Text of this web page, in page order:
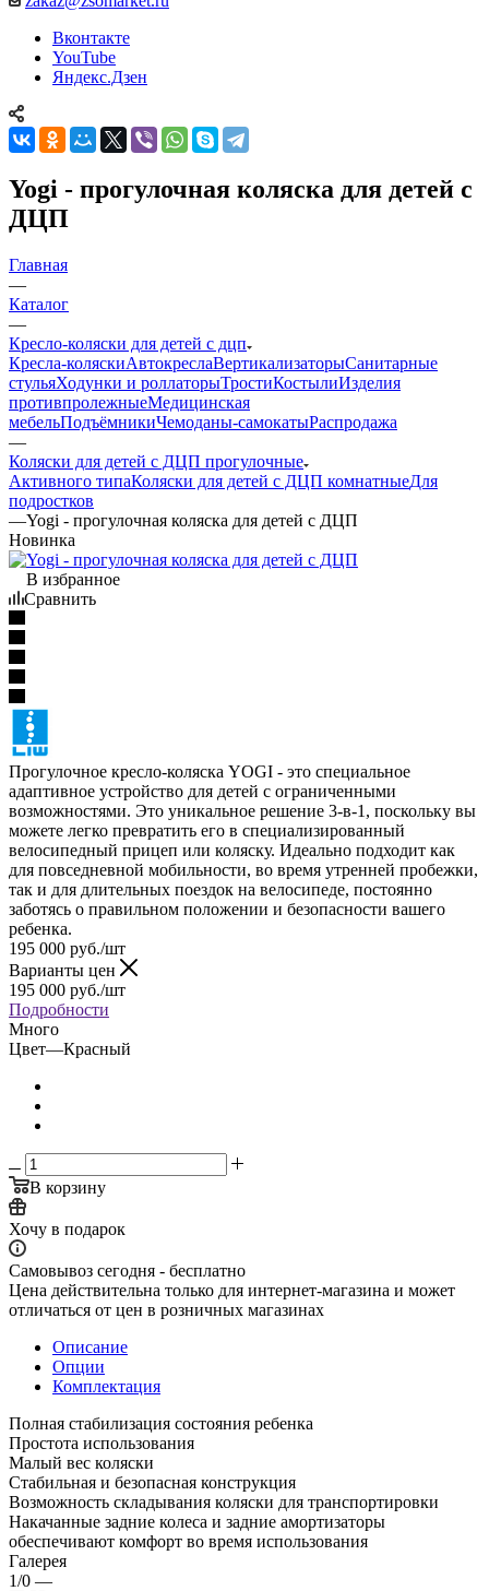
Вконтакте
YouTube
Яндекс.Дзен
Yogi - прогулочная коляска для детей с
ДЦП
Главная
—
Каталог
—
Кресло-коляски для детей с дцп
Кресла-коляскиАвтокреслаВертикализаторыСанитарные
стульяХодунки и роллаторыТростиКостылиИзделия
противпролежныеМедицинская
мебельПодъёмникиЧемоданы-самокатыРаспродажа
—
Коляски для детей с ДЦП прогулочные
Активного типаКоляски для детей с ДЦП комнатныеДля
подростков
—Yogi - прогулочная коляска для детей с ДЦП
Новинка
В избранное
Сравнить
Прогулочное кресло-коляска YOGI - это специальное
адаптивное устройство для детей с ограниченными
возможностями. Это уникальное решение 3-в-1, поскольку вы
можете легко превратить его в специализированный
велосипедный прицеп или коляску. Идеально подходит как
для повседневной мобильности, во время утренней пробежки,
так и для длительных поездок на велосипеде, постоянно
заботясь о правильном положении и безопасности вашего
ребенка.
195 000 руб./шт
Варианты цен
195 000 руб./шт
Подробности
Много
Цвет—Красный
В корзину
Хочу в подарок
Самовывоз сегодня - бесплатно
Цена действительна только для интернет-магазина и может
отличаться от цен в розничных магазинах
Описание
Опции
Комплектация
Полная стабилизация состояния ребенка
Простота использования
Малый вес коляски
Стабильная и безопасная конструкция
Возможность складывания коляски для транспортировки
Накачанные задние колеса и задние амортизаторы
обеспечивают комфорт во время использования
Галерея
1/0 —